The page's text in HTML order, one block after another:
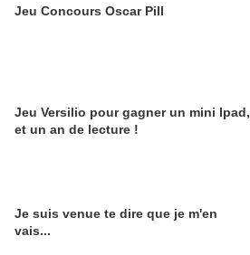
Jeu Concours Oscar Pill
Jeu Versilio pour gagner un mini Ipad,
et un an de lecture !
Je suis venue te dire que je m'en
vais...